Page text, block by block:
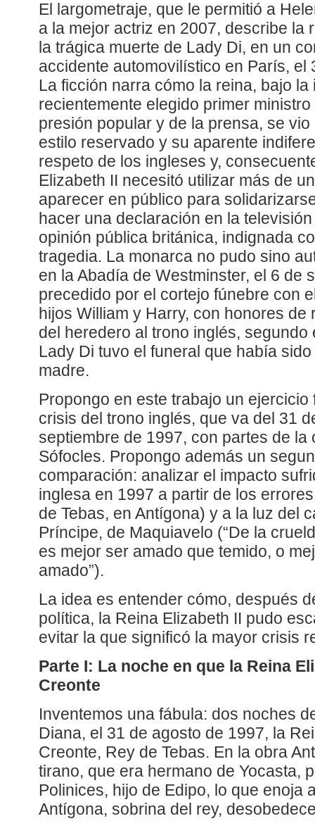
El largometraje, que le permitió a
a la mejor actriz en 2007, describe la
la trágica muerte de Lady Di, en un
accidente automovilístico en París, el
La ficción narra cómo la reina, bajo la
recientemente elegido primer
presión popular y de la prensa, se
estilo reservado y su aparente
respeto de los ingleses y,
Elizabeth II necesitó utilizar más de
aparecer en público para
hacer una declaración en la
opinión pública británica, indignada
tragedia. La monarca no pudo sino
en la Abadía de Westminster, el 6 de
precedido por el cortejo fúnebre con
hijos William y Harry, con honores
del heredero al trono inglés,
Lady Di tuvo el funeral que había
madre.
Propongo en este trabajo un
crisis del trono inglés, que va del 31
septiembre de 1997, con partes de la
Sófocles. Propongo además un
comparación: analizar el impacto
inglesa en 1997 a partir de los
de Tebas, en Antígona) y a la luz del
Príncipe, de Maquiavelo (“De la
es mejor ser amado que temido, o
amado”).
La idea es entender cómo, después
política, la Reina Elizabeth II pudo
evitar la que significó la mayor crisis
Parte I: La noche en que la Reina
Creonte
Inventemos una fábula: dos noches
Diana, el 31 de agosto de 1997, la
Creonte, Rey de Tebas. En la obra
tirano, que era hermano de Yocasta,
Polinices, hijo de Edipo, lo que enoja
Antígona, sobrina del rey,